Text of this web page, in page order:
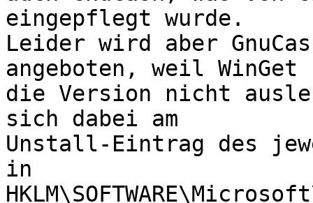
eingepflegt wurde.
Leider wird aber
angeboten, weil WinGet
die Version nicht
sich dabei am
Unstall-Eintrag des
in